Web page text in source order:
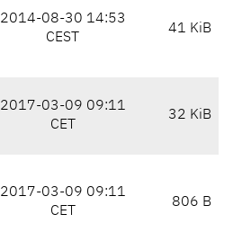
2014-08-30 14:53
CEST
41 KiB
2017-03-09 09:11
CET
32 KiB
2017-03-09 09:11
CET
806 B